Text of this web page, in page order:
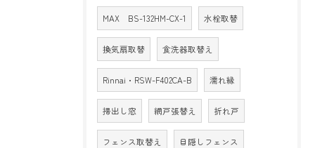
MAX BS-132HM-CX-1 水栓取替
換気扇取替 食洗器取替え
Rinnai・RSW-F402CA-B 濡れ縁
掃出し窓 網戸張替え 折れ戸
フェンス取替え 目隠しフェンス